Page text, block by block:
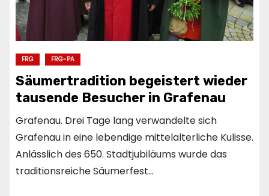
FRG FRG-PA
Säumertradition begeistert wieder
tausende Besucher in Grafenau
Grafenau. Drei Tage lang verwandelte sich
Grafenau in eine lebendige mittelalterliche Kulisse.
Anlässlich des 650. Stadtjubiläums wurde das
traditionsreiche Säumerfest…